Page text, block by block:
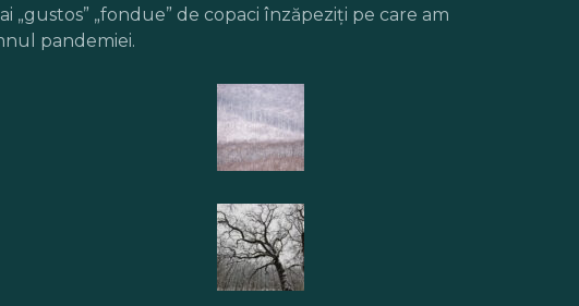
„fondue” de copaci înzăpeziți pe care am
pandemiei.